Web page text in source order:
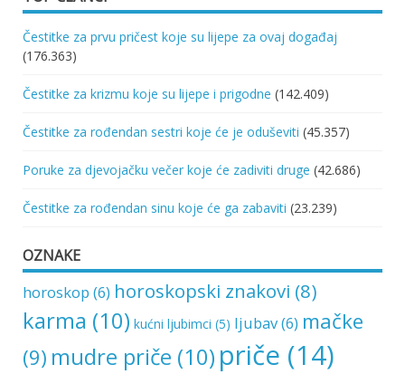
Čestitke za prvu pričest koje su lijepe za ovaj događaj
(176.363)
Čestitke za krizmu koje su lijepe i prigodne (142.409)
Čestitke za rođendan sestri koje će je oduševiti (45.357)
Poruke za djevojačku večer koje će zadiviti druge (42.686)
Čestitke za rođendan sinu koje će ga zabaviti (23.239)
OZNAKE
horoskop (6) horoskopski znakovi (8)
karma (10) kućni ljubimci (5) ljubav(6) mačke
(9) mudre priče (10) priče (14)